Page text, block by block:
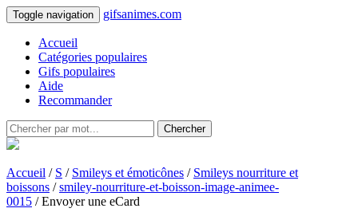
Toggle navigation gifsanimes.com
Accueil
Catégories populaires
Gifs populaires
Aide
Recommander
Chercher
Accueil / S / Smileys et émoticônes / Smileys nourriture et
boissons /smiley-nourriture-et-boisson-image-animee-
0015 / Envoyer une eCard